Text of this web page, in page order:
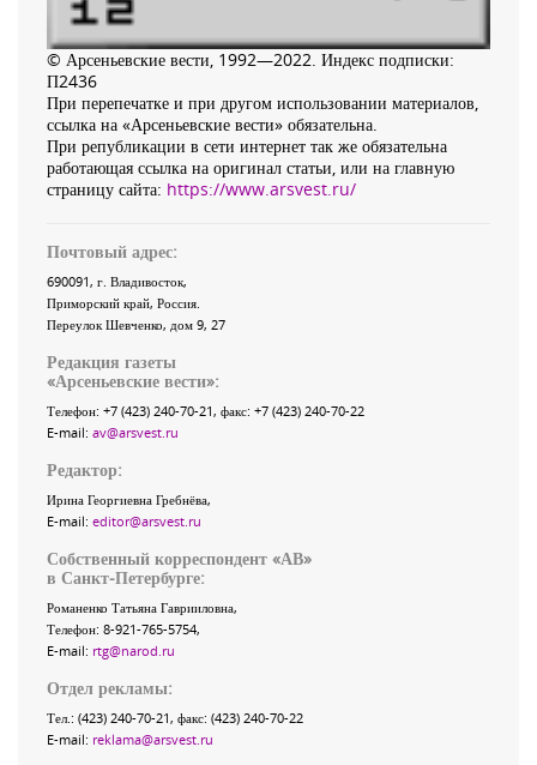
© Арсеньевские вести, 1992—2022. Индекс подписки:
П2436
При перепечатке и при другом использовании материалов,
ссылка на «Арсеньевские вести» обязательна.
При републикации в сети интернет так же обязательна
работающая ссылка на оригинал статьи, или на главную
страницу сайта: https://www.arsvest.ru/
Почтовый адрес:
690091, г. Владивосток,
Приморский край, Россия
Переулок Шевченко, дом 9, 27
Редакция газеты
«Арсеньевские вести»:
Телефон: +7 (423) 240-70-21, факс: +7 (423) 240-70-22
E-mail: av@arsvest.ru
Редактор:
Ирина Георгиевна Гребнёва,
E-mail: editor@arsvest.ru
Собственный корреспондент «АВ»
в Санкт-Петербурге:
Романенко Татьяна Гаврииловна,
Телефон: 8-921-765-5754,
E-mail: rtg@narod.ru
Отдел рекламы:
Тел.: (423) 240-70-21, факс: (423) 240-70-22
E-mail: reklama@arsvest.ru